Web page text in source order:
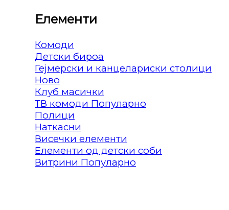
Елементи
Комоди
Детски бироа
Гејмерски и канцелариски столици
Клуб масички
ТВ комоди
Полици
Наткасни
Висечки елементи
Елементи од детски соби
Витрини